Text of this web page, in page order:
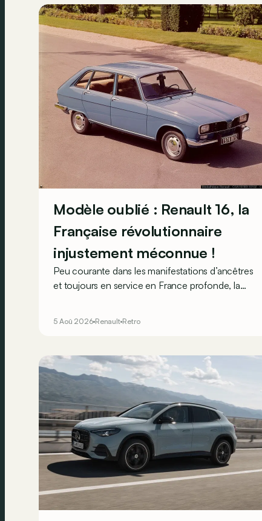
Modèle oublié : Renault 16, la
Française révolutionnaire
injustement méconnue !
Peu courante dans les manifestations d’ancêtres
et toujours en service en France profonde, la
5 Aoû 2026 Renault Retro